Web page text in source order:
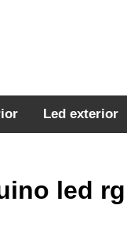
Led exterior
led